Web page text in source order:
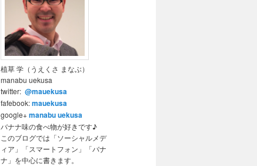
植草 学（うえくさ まなぶ）
manabu uekusa
twitter: @mauekusa
fafebook:mauekusa
google+manabu uekusa
バナナ味の食べ物が好きです♪
このブログでは「ソーシャルメデ
ィア」「スマートフォン」「バナ
ナ」を中心に書きます。